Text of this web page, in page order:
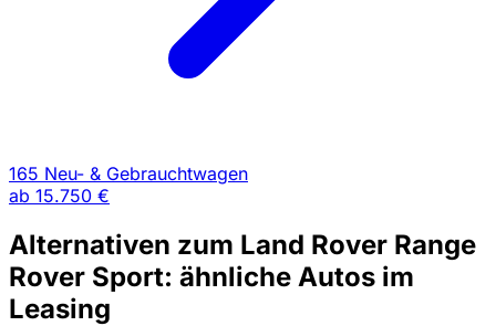
165 Neu- & Gebrauchtwagen
ab 15.750 €
Alternativen zum Land Rover Range
Rover Sport: ähnliche Autos im
Leasing